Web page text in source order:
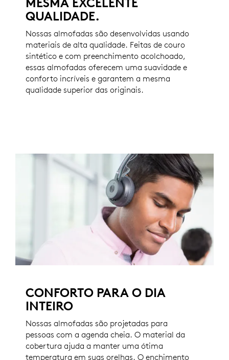
QUALIDADE.
Nossas almofadas são desenvolvidas usando
materiais de alta qualidade. Feitas de couro
sintético e com preenchimento acolchoado,
essas almofadas oferecem uma suavidade e
conforto incríveis e garantem a mesma
qualidade superior das originais.
CONFORTO PARA O DIA
INTEIRO
Nossas almofadas são projetadas para
pessoas com a agenda cheia. O material da
cobertura ajuda a manter uma ótima
temperatura em suas orelhas. O enchimento